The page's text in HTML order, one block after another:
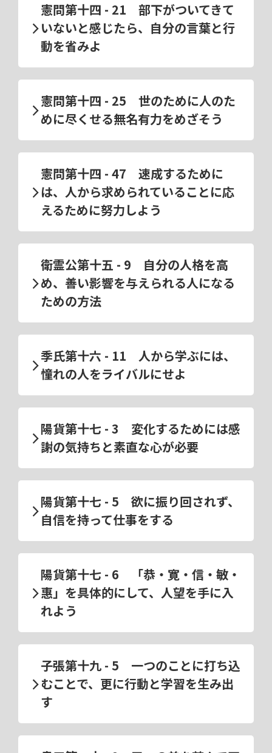
憲問第十四 - 21 部下がついてきて
いないと感じたら、自分の言葉と行
動を省みよ
憲問第十四 - 25 世のために人のた
めに尽くせる無名有力をめざそう
憲問第十四 - 47 速成するために
は、人から求められていることに応
えるために努力しよう
衛霊公第十五 - 9 自分の人格を高
め、善い影響を与えられる人になる
ための方法
季氏第十六 - 11 人から学ぶには、
憧れの人をライバルにせよ
陽貨第十七 - 3 変化するためには感
謝の気持ちと素直な心が必要
陽貨第十七 - 5 欲に振り回されず、
自信を持って仕事をする
陽貨第十七 - 6 「恭・寛・信・敏・
惠」を具体的にして、人望を手に入
れよう
子張第十九 - 5 一つのことに打ち込
むことで、更に行動と学習を生み出
す